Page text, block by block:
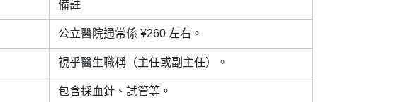
備註
公立醫院通常係 ¥260 左右。
視乎醫生職稱（主任或副主任）。
包含採血針、試管等。